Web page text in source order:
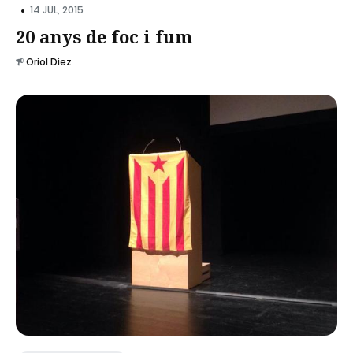
• 14 JUL, 2015
20 anys de foc i fum
Oriol Diez